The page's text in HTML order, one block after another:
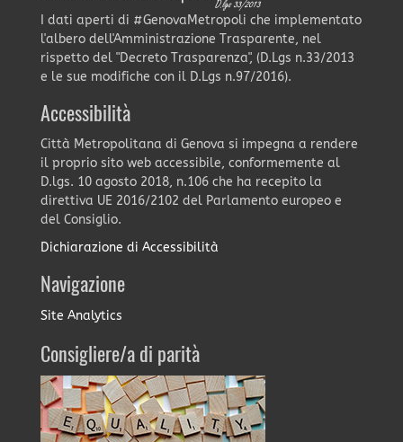
I dati aperti di #GenovaMetropoli che implementato
l'albero dell'Amministrazione Trasparente, nel
rispetto del "Decreto Trasparenza", (D.Lgs n.33/2013
e le sue modifiche con il D.Lgs n.97/2016).
Accessibilità
Città Metropolitana di Genova si impegna a rendere
il proprio sito web accessibile, conformemente al
D.lgs. 10 agosto 2018, n.106 che ha recepito la
direttiva UE 2016/2102 del Parlamento europeo e
del Consiglio.
Dichiarazione di Accessibilità
Navigazione
Site Analytics
Consigliere/a di parità